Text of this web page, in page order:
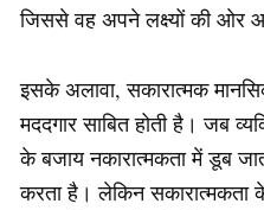
जिससे वह अपने लक्ष्यों की ओर
इसके अलावा, सकारात्मक
मददगार साबित होती है। जब
के बजाय नकारात्मकता में डूब
करता है। लेकिन सकारात्मकता